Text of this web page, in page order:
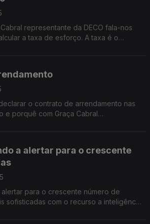
representante da DECO fala-nos
a taxa de esforço. A taxa é o
o contrato de arrendamento nas
e porquê com Graça Cabral
a alertar para o crescente
alertar para o crescente número de
sofisticadas com o recurso a inteligência